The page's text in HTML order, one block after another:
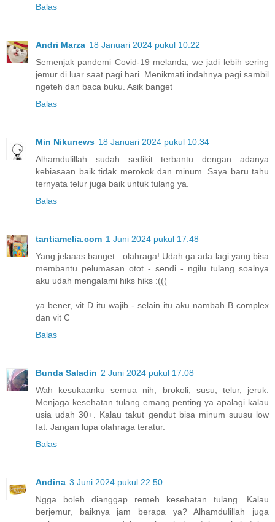
Balas
Andri Marza 18 Januari 2024 pukul 10.22
Semenjak pandemi Covid-19 melanda, we jadi lebih sering
jemur di luar saat pagi hari. Menikmati indahnya pagi sambil
ngeteh dan baca buku. Asik banget
Balas
Min Nikunews 18 Januari 2024 pukul 10.34
Alhamdulillah sudah sedikit terbantu dengan adanya
kebiasaan baik tidak merokok dan minum. Saya baru tahu
ternyata telur juga baik untuk tulang ya.
Balas
tantiamelia.com 1 Juni 2024 pukul 17.48
Yang jelaaas banget : olahraga! Udah ga ada lagi yang bisa
membantu pelumasan otot - sendi - ngilu tulang soalnya
aku udah mengalami hiks hiks :(((
ya bener, vit D itu wajib - selain itu aku nambah B complex
dan vit C
Balas
Bunda Saladin 2 Juni 2024 pukul 17.08
Wah kesukaanku semua nih, brokoli, susu, telur, jeruk.
Menjaga kesehatan tulang emang penting ya apalagi kalau
usia udah 30+. Kalau takut gendut bisa minum suusu low
fat. Jangan lupa olahraga teratur.
Balas
Andina 3 Juni 2024 pukul 22.50
Ngga boleh dianggap remeh kesehatan tulang. Kalau
berjemur, baiknya jam berapa ya? Alhamdulillah juga